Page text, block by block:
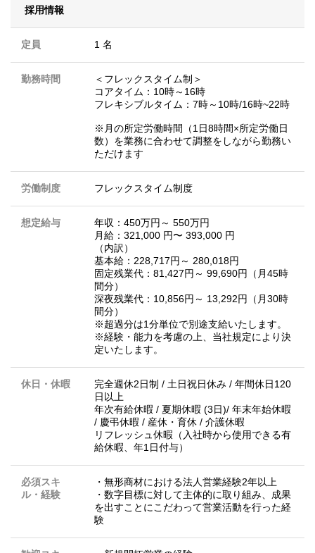
採用情報
定員 1 名
勤務時間
＜フレックスタイム制＞
コアタイム：10時～16時
フレキシブルタイム：7時～10時/16時~22時
※月の所定労働時間（1日8時間×所定労働日
数）を業務に合わせて調整をしながら勤務い
ただけます
労働制度 フレックスタイム制度
想定給与
年収：450万円～ 550万円
月給：321,000 円〜 393,000 円
（内訳）
基本給：228,717円～ 280,018円
固定残業代：81,427円～ 99,690円（月45時
間分）
深夜残業代：10,856円～ 13,292円（月30時
間分）
※超過分は1分単位で別途支給いたします。
※経験・能力を考慮の上、当社規定により決
定いたします。
休日・休暇
完全週休2日制 / 土日祝日休み / 年間休日120
日以上
年次有給休暇 / 夏期休暇 (3日)/ 年末年始休暇
/ 慶弔休暇 / 産休・育休 / 介護休暇
リフレッシュ休暇（入社時から使用できる有
給休暇、年1日付与）
必須スキ
ル・経験
・無形商材における法人営業経験2年以上
・数字目標に対して主体的に取り組み、成果
を出すことにこだわって営業活動を行った経
験